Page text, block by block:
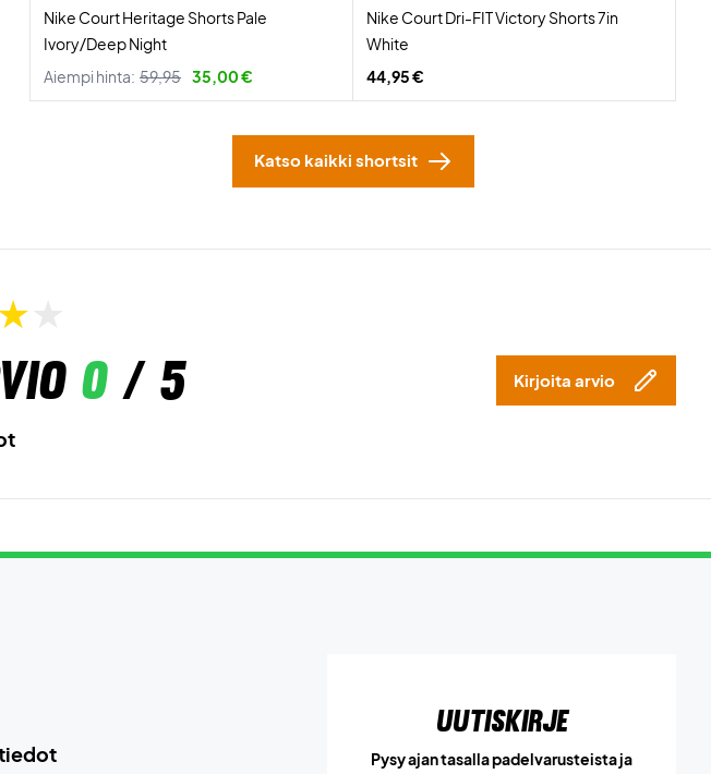
Nike Court Heritage Shorts Pale
Ivory/Deep Night
Aiempi hinta: 59,95 35,00 €
Nike Court Dri-FIT Victory Shorts 7in
White
44,95 €
Katso kaikki shortsit
0/ 5 Kirjoita arvio
Uutiskirje
Pysy ajan tasalla padelvarusteista ja